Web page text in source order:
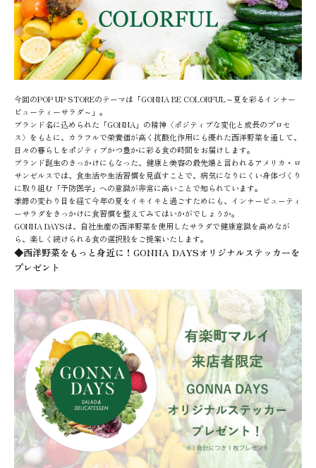
今回のPOP UP STOREのテーマは「GONNA BE COLORFUL～夏を彩るインナー
ビューティーサラダ～」。
ブランド名に込められた「GONNA」の精神〈ポジティブな変化と成長のプロセ
ス〉をもとに、カラフルで栄養価が高く抗酸化作用にも優れた西洋野菜を通して、
日々の暮らしをポジティブかつ豊かに彩る食の時間をお届けします。
ブランド誕生のきっかけにもなった、健康と美容の最先端と言われるアメリカ・ロ
サンゼルスでは、食生活や生活習慣を見直すことで、病気になりにくい身体づくり
に取り組む「予防医学」への意識が非常に高いことで知られています。
季節の変わり目を経て今年の夏をイキイキと過ごすためにも、インナービューティ
ーサラダをきっかけに食習慣を整えてみてはいかがでしょうか。
GONNA DAYSは、自社生産の西洋野菜を使用したサラダで健康意識を高めなが
ら、楽しく続けられる食の選択肢をご提案いたします。
◆西洋野菜をもっと身近に！GONNA DAYSオリジナルステッカーを
プレゼント